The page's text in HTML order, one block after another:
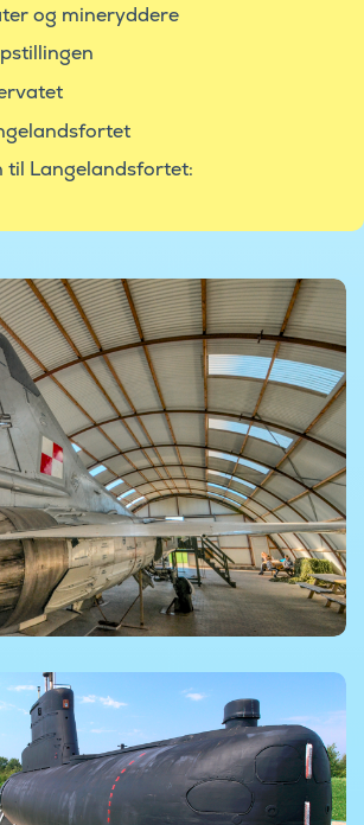
og mineryddere
til Langelandsfortet:
Langelandsfortet